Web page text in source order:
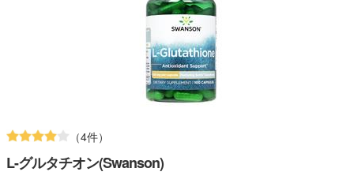
（4件）
L-グルタチオン(Swanson)